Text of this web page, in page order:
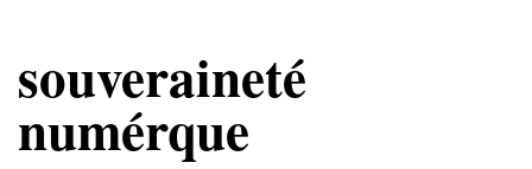
souveraineté
numérque